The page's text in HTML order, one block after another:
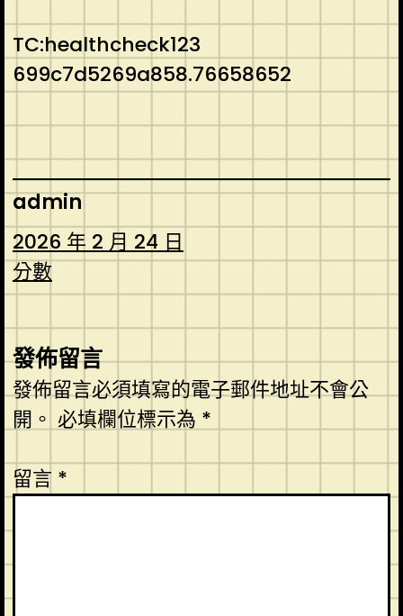
TC:healthcheck123
699c7d5269a858.76658652
admin
2026 年 2 月 24 日
分數
發佈留言
發佈留言必須填寫的電子郵件地址不會公
開。 必填欄位標示為 *
留言 *